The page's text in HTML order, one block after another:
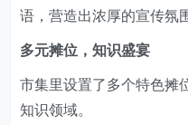
语，营造出浓厚的宣传氛
多元摊位，知识盛宴
市集里设置了多个特色摊
知识领域。